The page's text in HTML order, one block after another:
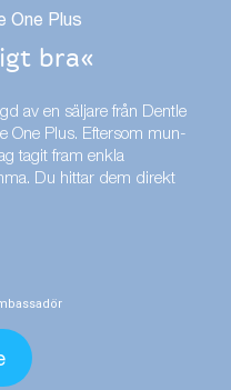
One Plus
bra«
av en säljare från Dentle
One Plus. Eftersom mun-
tagit fram enkla
Du hittar dem direkt